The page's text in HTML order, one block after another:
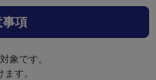
項
象です。
す。